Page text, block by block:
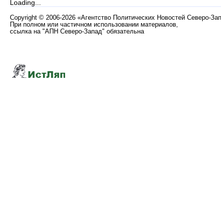
Loading...
Copyright © 2006-2026 «Агентство Политических Новостей Северо-
При полном или частичном использовании материалов,
ссылка на "АПН Северо-Запад" обязательна